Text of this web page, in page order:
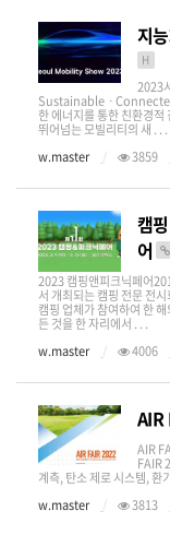
지
H
2023
Sustainableㆍ
한 에너지를 통한 친환경
뛰어넘는 모빌리티의 새 . . .
w.master
3859
캠
어
2023 캠핑앤피크닉페어​
서 개최되는 캠핑 전문 전
캠핑 업체가 참여하여 한
든 것을 한 자리에서 . . .
w.master
4006
AIR
AIR
FAIR
계측, 탄소 제로 시스템, 환
w.master
3813